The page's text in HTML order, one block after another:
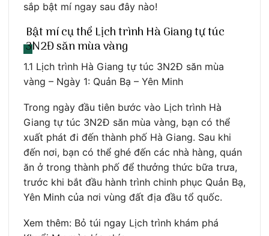
sắp bật mí ngay sau đây nào!
Bật mí cụ thể Lịch trình Hà Giang tự túc
3N2Đ săn mùa vàng
1.1 Lịch trình Hà Giang tự túc 3N2Đ săn mùa
vàng – Ngày 1: Quản Bạ – Yên Minh
Trong ngày đầu tiên bước vào Lịch trình Hà
Giang tự túc 3N2Đ săn mùa vàng, bạn có thể
xuất phát đi đến thành phố Hà Giang. Sau khi
đến nơi, bạn có thể ghé đến các nhà hàng, quán
ăn ở trong thành phố để thưởng thức bữa trưa,
trước khi bắt đầu hành trình chinh phục Quản Bạ,
Yên Minh của nơi vùng đất địa đầu tổ quốc.
Xem thêm: Bỏ túi ngay Lịch trình khám phá